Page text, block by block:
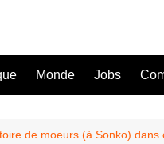
Monde Jobs
de moeurs (à Sonko)